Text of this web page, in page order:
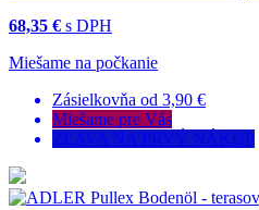
68,35 € s DPH
Miešame na počkanie
Zásielkovňa od 3,90 €
Miešame pre Vás
ZĽAVA NA PRVÝ NÁKUP